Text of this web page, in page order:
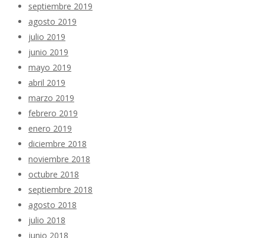
septiembre 2019
agosto 2019
julio 2019
junio 2019
mayo 2019
abril 2019
marzo 2019
febrero 2019
enero 2019
diciembre 2018
noviembre 2018
octubre 2018
septiembre 2018
agosto 2018
julio 2018
junio 2018